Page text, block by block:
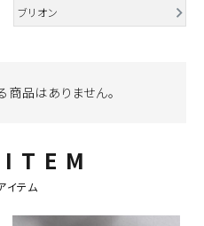
ブリオン
品はありません。
イテム